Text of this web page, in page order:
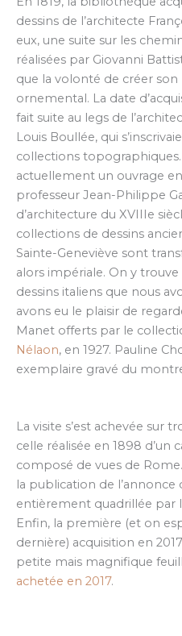
dessins de l’architecte
eux, une suite sur les
réalisées par Giovanni
que la volonté de créer
ornemental. La date
fait suite au legs de
Louis Boullée, qui
collections
actuellement un ouvrage
professeur Jean-Philippe
d’architecture du XVIIIe
collections de dessins
Sainte-Geneviève sont
alors impériale. On y
dessins italiens que nous
avons eu le plaisir de
Manet offerts par le
Nélaon, en 1927. Pauline
exemplaire gravé du
La visite s’est achevée sur
celle réalisée en 1898 d’un
composé de vues de
la publication de l’annonce
entièrement quadrillée par
Enfin, la première (et on
dernière) acquisition en
petite mais magnifique
achetée en 2017.